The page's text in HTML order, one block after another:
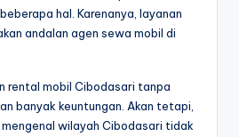
hal. Karenanya, layanan
andalan agen sewa mobil di
rental mobil Cibodasari tanpa
banyak keuntungan. Akan tetapi,
wilayah Cibodasari tidak